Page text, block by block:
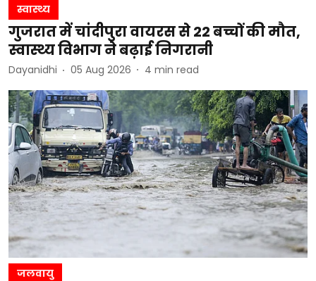
स्वास्थ्य
गुजरात में चांदीपुरा वायरस से 22 बच्चों की मौत,
स्वास्थ्य विभाग ने बढ़ाई निगरानी
Dayanidhi 05 Aug 2026 4 min read
जलवायु